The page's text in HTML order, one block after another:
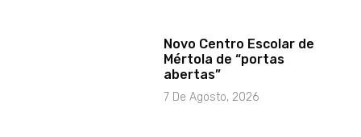
Novo Centro Escolar de
Mértola de “portas
abertas”
7 De Agosto, 2026